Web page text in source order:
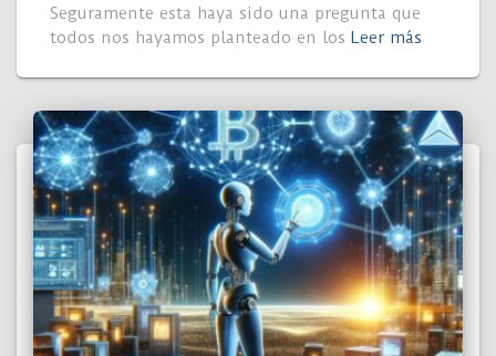
Seguramente esta haya sido una pregunta que
todos nos hayamos planteado en los Leer más